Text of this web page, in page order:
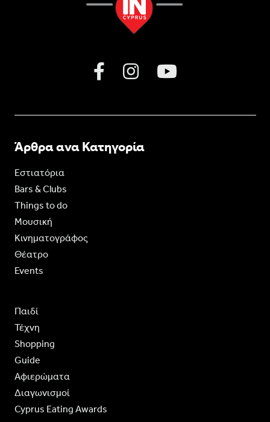
Άρθρα ανα Κατηγορία
Εστιατόρια
Bars & Clubs
Things to do
Moυσική
Κινηματογράφος
Θέατρο
Events
Παιδί
Τέχνη
Shopping
Guide
Aφιερώματα
Διαγωνισμοί
Cyprus Eating Awards